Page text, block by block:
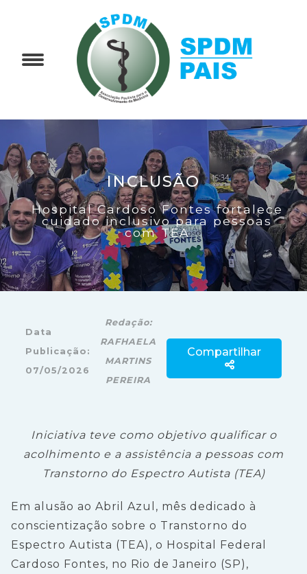
INCLUSÃO
Hospital Cardoso Fontes fortalece
cuidado inclusivo para pessoas
com TEA
Data
Publicação:
07/05/2026
Redação:
RAFHAELA
MARTINS
PEREIRA
Compartilhar
Iniciativa teve como objetivo qualificar o
acolhimento e a assistência a pessoas com
Transtorno do Espectro Autista (TEA)
Em alusão ao Abril Azul, mês dedicado à
conscientização sobre o Transtorno do
Espectro Autista (TEA), o Hospital Federal
Cardoso Fontes, no Rio de Janeiro (SP),